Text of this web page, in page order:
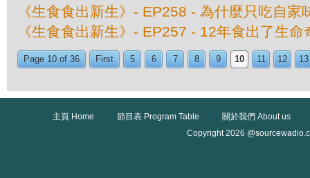
《生食食出新生》- EP258 - 為什麼只吃自家
《生食食出新生》- EP257 - 12年食出了生命
Page 10 of 36 First 5 6 7 8 9 10 11 12 13
主頁 Home 節目表 Program Table
關於我們 About us
Copyright 2026